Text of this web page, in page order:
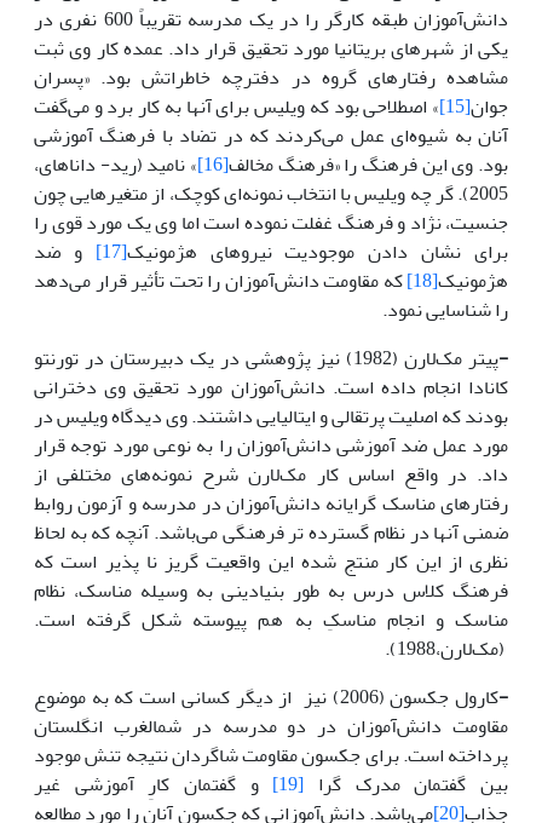
دانش‌آموزان طبقه کارگر را در یک مدرسه تقریباً 600 نفری در
یکی از شهرهای بریتانیا مورد تحقیق قرار داد. عمده کار وی ثبت
مشاهده رفتارهای گروه در دفترچه خاطراتش بود. «پسران
جوان[15]
» اصطلاحی بود که ویلیس برای آنها به کار برد و می‌گفت
آنان به شیوه‌ای عمل می‌کردند که در تضاد با فرهنگ آموزشی
بود. وی این فرهنگ را «فرهنگ مخالف[16]
» نامید (رید- داناهای،
2005). گر چه ویلیس با انتخاب نمونه‌ای کوچک، از متغیرهایی چون
جنسیت، نژاد و فرهنگ غفلت نموده است اما وی یک مورد قوی را
برای نشان دادن موجودیت نیروهای هژمونیک[17]
و ضد
هژمونیک[18]
که مقاومت دانش‌آموزان را تحت تأثیر قرار می‌دهد
را شناسایی نمود.
-
پیتر مک‌لارن (1982) نیز پژوهشی در یک دبیرستان در تورنتو
کانادا انجام داده است. دانش‌آموزان مورد تحقیق وی دخترانی
بودند که اصلیت پرتقالی و ایتالیایی داشتند. وی دیدگاه ویلیس در
مورد عمل ضد آموزشی دانش‌آموزان را به نوعی مورد توجه قرار
داد. در واقع اساس کار مک‌لارن شرح نمونه‌های مختلفی از
رفتارهای مناسک گرایانه دانش‌آموزان در مدرسه و آزمون روابط
ضمنی آنها در نظام گسترده تر فرهنگی می‌باشد. آنچه که به لحاظ
نظری از این کار منتج شده این واقعیت گریز نا پذیر است که
فرهنگ کلاس درس به طور بنیادینی به وسیله مناسک، نظام
مناسک و انجام مناسکِ به هم پیوسته شکل گرفته است.
(مک‌لارن،1988).
-
کارول جکسون (2006) نیز از دیگر کسانی است که به موضوع
مقاومت دانش‌آموزان در دو مدرسه در شمالغرب انگلستان
پرداخته است. برای جکسون مقاومت شاگردان نتیجه تنش موجود
بین گفتمان مدرک گرا [19]
و گفتمان کارِ آموزشی غیر
جذاب[20]
می‌باشد. دانش‌آموزانی که جکسون آنان را مورد مطالعه